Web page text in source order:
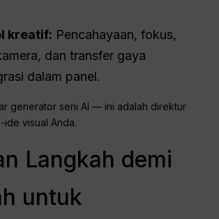
kreatif: Pencahayaan, fokus,
dan transfer gaya
dalam panel.
generator seni AI — ini adalah direktur
visual Anda.
Langkah demi
untuk